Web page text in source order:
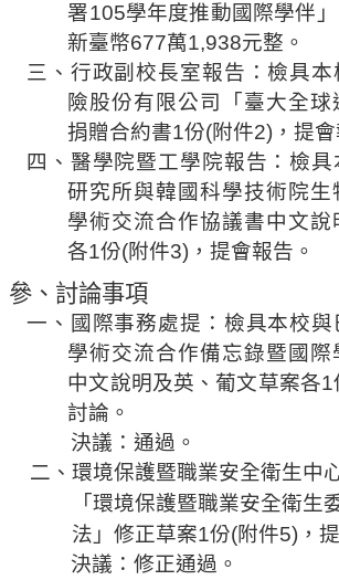
務
校
規
會
署105學年度推動國際學伴
新臺幣677萬1,938元整。
三、行政副校長室報告：檢具
險股份有限公司「臺大全球
捐贈合約書1份(附件2) ，提
四、醫學院暨工學院報告：檢
研究所與韓國科學技術院生
學術交流合作協議書中文說
各1份(附件3) ，提會報告 。
參、討論事項
一、國際事務處提：檢具本校
學術交流合作備忘錄暨國際
中文說明及英、葡文草案各1
討論 。
決議：通過。
二、環境保護暨職業安全衛生中
「環境保護暨職業安全衛生
法 」 修正草案1份(附件5) ，
決議：修正通過。